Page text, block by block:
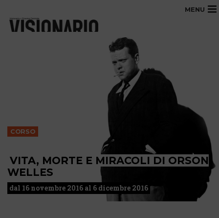
MENU
CORSO
VITA, MORTE E MIRACOLI DI ORSON
WELLES
dal 16 novembre 2016 al 6 dicembre 2016